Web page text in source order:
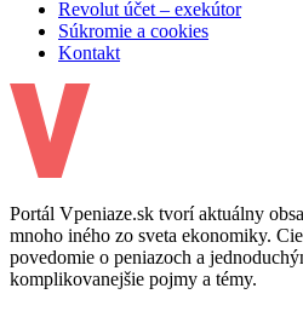
Revolut účet – exekútor
Súkromie a cookies
Kontakt
Portál Vpeniaze.sk tvorí aktuálny
mnoho iného zo sveta ekonomiky.
povedomie o peniazoch a
komplikovanejšie pojmy a témy.